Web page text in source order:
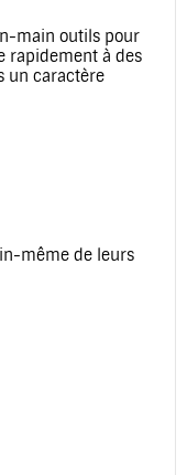
main outils pour
rapidement à des
un caractère
même de leurs